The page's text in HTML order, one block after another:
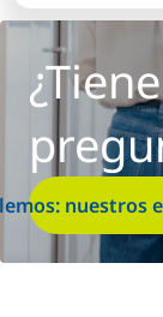
nuestros